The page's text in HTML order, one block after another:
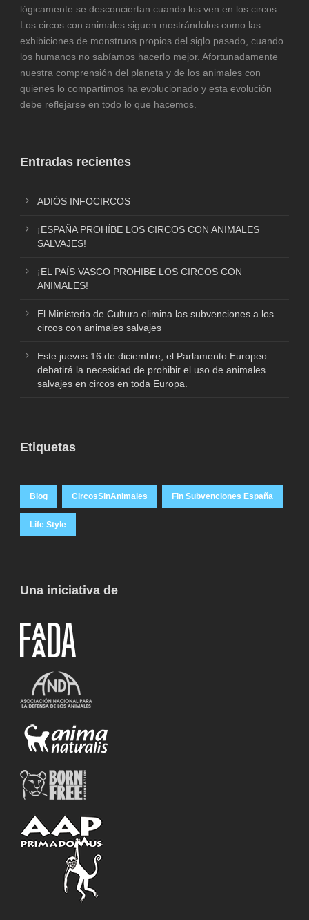
lógicamente se desconciertan cuando los ven en los circos.
Los circos con animales siguen mostrándolos como las
exhibiciones de monstruos propios del siglo pasado, cuando
los humanos no sabíamos hacerlo mejor. Afortunadamente
nuestra comprensión del planeta y de los animales con
quienes lo compartimos ha evolucionado y esta evolución
debe reflejarse en todo lo que hacemos.
Entradas recientes
ADIÓS INFOCIRCOS
¡ESPAÑA PROHÍBE LOS CIRCOS CON ANIMALES
SALVAJES!
¡EL PAÍS VASCO PROHIBE LOS CIRCOS CON
ANIMALES!
El Ministerio de Cultura elimina las subvenciones a los
circos con animales salvajes
Este jueves 16 de diciembre, el Parlamento Europeo
debatirá la necesidad de prohibir el uso de animales
salvajes en circos en toda Europa.
Etiquetas
Blog CircosSinAnimales Fin Subvenciones España
Life Style
Una iniciativa de